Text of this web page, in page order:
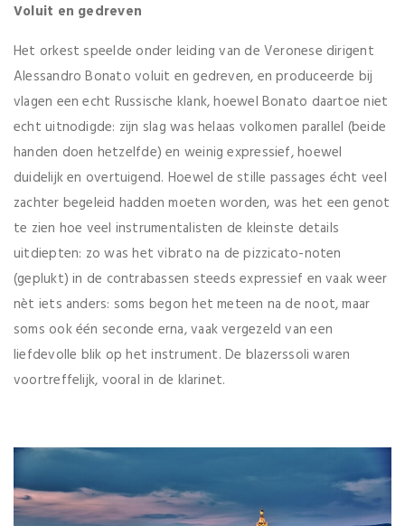
Voluit en gedreven
Het orkest speelde onder leiding van de Veronese dirigent
Alessandro Bonato voluit en gedreven, en produceerde bij
vlagen een echt Russische klank, hoewel Bonato daartoe niet
echt uitnodigde: zijn slag was helaas volkomen parallel (beide
handen doen hetzelfde) en weinig expressief, hoewel
duidelijk en overtuigend. Hoewel de stille passages écht veel
zachter begeleid hadden moeten worden, was het een genot
te zien hoe veel instrumentalisten de kleinste details
uitdiepten: zo was het vibrato na de pizzicato-noten
(geplukt) in de contrabassen steeds expressief en vaak weer
nèt iets anders: soms begon het meteen na de noot, maar
soms ook één seconde erna, vaak vergezeld van een
liefdevolle blik op het instrument. De blazerssoli waren
voortreffelijk, vooral in de klarinet.